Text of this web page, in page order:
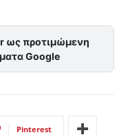
ως προτιμώμενη
Google
Pinterest